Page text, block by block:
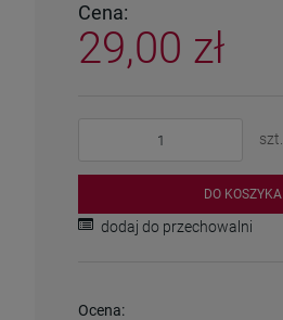
Cena:
29,00 zł
szt.
DO KOSZYKA
dodaj do przechowalni
Ocena: